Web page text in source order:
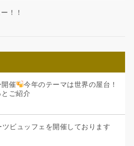
！！
催
今年のテーマは世界の屋台！
とご紹介
ツビュッフェを開催しております